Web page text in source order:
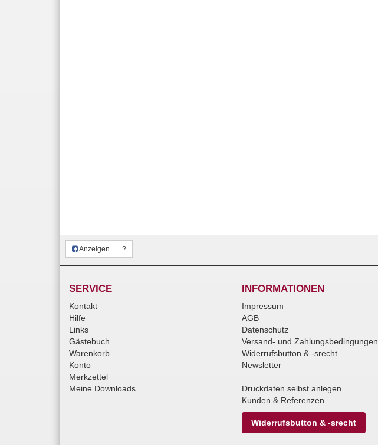
Anzeigen ?
SERVICE
Kontakt
Hilfe
Links
Gästebuch
Warenkorb
Konto
Merkzettel
Meine Downloads
INFORMATIONEN
Impressum
AGB
Datenschutz
Versand- und Zahlungsbedingungen
Widerrufsbutton & -srecht
Newsletter
Druckdaten selbst anlegen
Kunden & Referenzen
Widerrufsbutton & -srecht